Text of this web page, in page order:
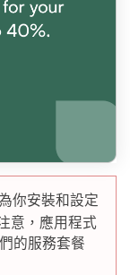
你安裝和設定
意，應用程式
的服務套餐